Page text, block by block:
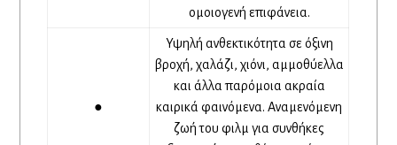
ομοιογενή επιφάνεια.
●
Υψηλή ανθεκτικότητα σε όξινη
βροχή, χαλάζι, χιόνι, αμμοθύελλα
και άλλα παρόμοια ακραία
καιρικά φαινόμενα. Αναμενόμενη
ζωή του φιλμ για συνθήκες